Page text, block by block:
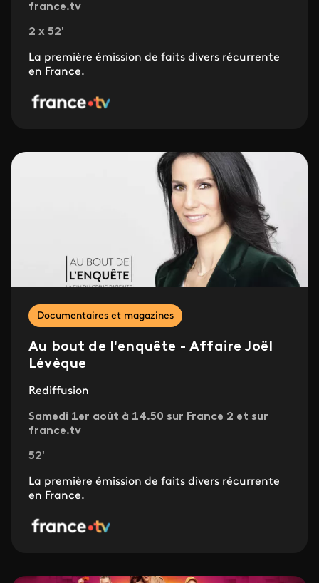
france.tv
2 x 52'
La première émission de faits divers récurrente
en France.
Documentaires et magazines
Au bout de l'enquête - Affaire Joël
Lévèque
Rediffusion
Samedi 1er août à 14.50 sur France 2 et sur
france.tv
52'
La première émission de faits divers récurrente
en France.